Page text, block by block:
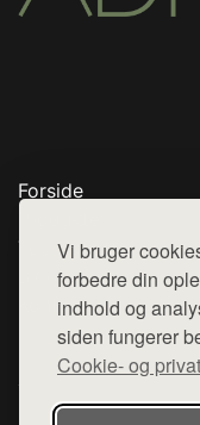
Vi bruger
forbedre din
indhold og
siden fungerer
Cookie- og
Forside
Top Rabatter
Blog
Kontakt